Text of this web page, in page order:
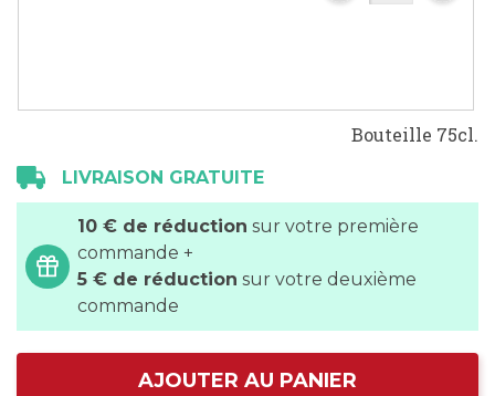
Bouteille 75cl.
LIVRAISON GRATUITE
10 € de réduction sur votre première
commande +
5 € de réduction sur votre deuxième
commande
AJOUTER AU PANIER